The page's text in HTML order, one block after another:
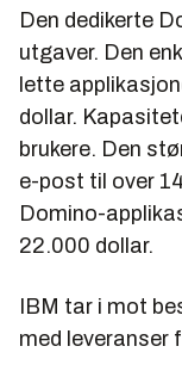
Den dedikerte
utgaver. Den
lette
dollar.
brukere. Den
e-post til over
Domino-
22.000 dollar.
IBM tar i mot
med leveranser